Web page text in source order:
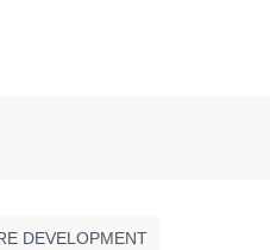
DEVELOPMENT